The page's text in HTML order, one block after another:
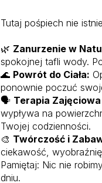
Tutaj pośpiech nie
🌿 Zanurzenie w
spokojnej tafli wody.
🌊 Powrót do Ciała:
ponownie poczuć
🗣️ Terapia
wypływa na
Twojej codzienności.
🎨 Twórczość i
ciekawość,
Pamiętaj: Nic nie
dniu.